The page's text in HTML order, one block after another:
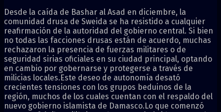
Desde la caída de Bashar al Asad en diciembre, la
comunidad drusa de Sweida se ha resistido a cualquier
reafirmación de la autoridad del gobierno central. Si bien
no todas las facciones drusas están de acuerdo, muchas
rechazaron la presencia de fuerzas militares o de
seguridad sirias oficiales en su ciudad principal, optando
en cambio por gobernarse y protegerse a través de
milicias locales.Este deseo de autonomía desató
crecientes tensiones con los grupos beduinos de la
región, muchos de los cuales cuentan con el respaldo del
nuevo gobierno islamista de Damasco.Lo que comenzó